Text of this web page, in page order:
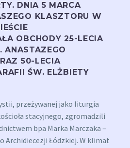
DNIA 5 MARCA
KLASZTORU W
OBCHODY 25-LECIA
ANASTAZEGO
50-LECIA
ŚW. ELŻBIETY
przeżywanej jako liturgia
stacyjnego, zgromadzili
bpa Marka Marczaka –
Archidiecezji Łódzkiej. W klimat